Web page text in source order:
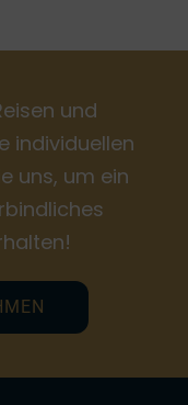
und
individuellen
uns, um ein